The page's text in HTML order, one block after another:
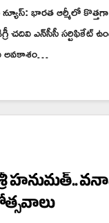
న్యూస్: భారత ఆర్మీలో
చదివి ఎన్‌సీసీ సర్టిఫికేట్
అవకాశం…
హనుమత్..